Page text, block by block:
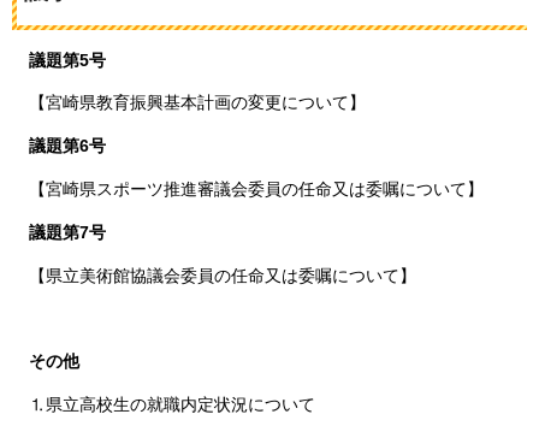
議題第5号
【宮崎県教育振興基本計画の変更について】
議題第6号
【宮崎県スポーツ推進審議会委員の任命又は委嘱について】
議題第7号
【県立美術館協議会委員の任命又は委嘱について】
その他
⒈県立高校生の就職内定状況について